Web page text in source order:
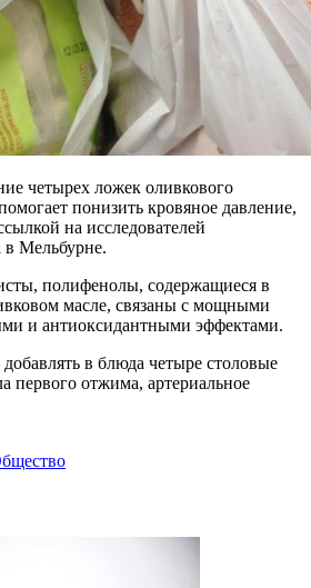
четырех ложек оливкового
понизить кровяное давление,
на исследователей
в Мельбурне.
полифенолы, содержащиеся в
масле, связаны с мощными
и антиоксидантными эффектами.
в блюда четыре столовые
первого отжима, артериальное